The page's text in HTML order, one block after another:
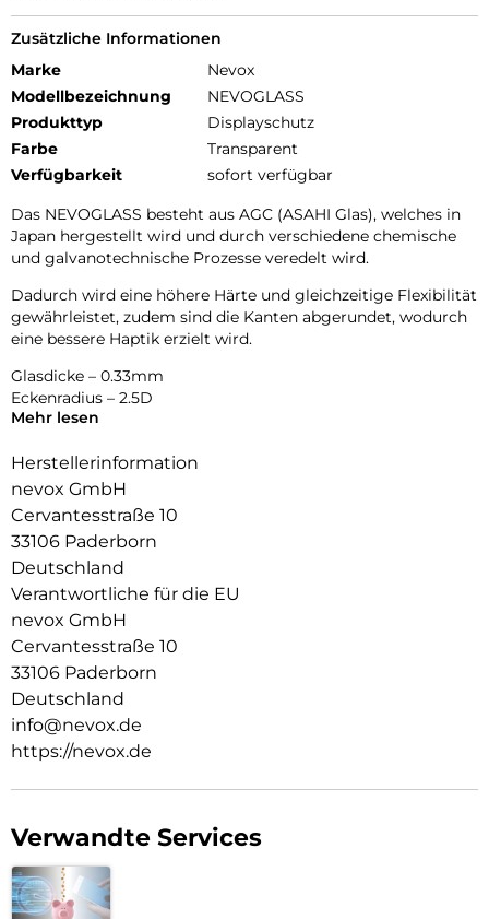
Zusätzliche Informationen
Marke
Nevox
Modellbezeichnung
NEVOGLASS
Produkttyp
Displayschutz
Farbe
Transparent
Verfügbarkeit
sofort verfügbar
Das NEVOGLASS besteht aus AGC (ASAHI Glas), welches in
Japan hergestellt wird und durch verschiedene chemische
und galvanotechnische Prozesse veredelt wird.
Dadurch wird eine höhere Härte und gleichzeitige Flexibilität
gewährleistet, zudem sind die Kanten abgerundet, wodurch
eine bessere Haptik erzielt wird.
Glasdicke – 0.33mm
Eckenradius – 2.5D
Material Art Crystal Klar
Mehr lesen
Herstellerinformation
nevox GmbH
Cervantesstraße 10
33106 Paderborn
Deutschland
Verantwortliche für die EU
nevox GmbH
Cervantesstraße 10
33106 Paderborn
Deutschland
info@nevox.de
https://nevox.de
Verwandte Services